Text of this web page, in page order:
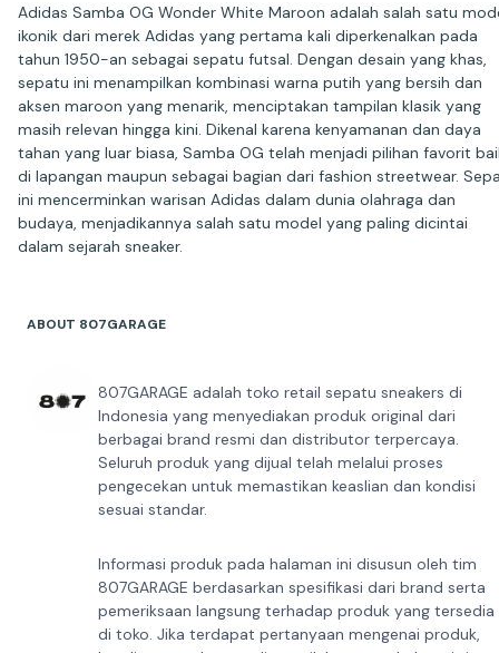
Adidas Samba OG Wonder White Maroon adalah salah satu
ikonik dari merek Adidas yang pertama kali diperkenalkan pada
tahun 1950-an sebagai sepatu futsal. Dengan desain yang khas,
sepatu ini menampilkan kombinasi warna putih yang bersih dan
aksen maroon yang menarik, menciptakan tampilan klasik yang
masih relevan hingga kini. Dikenal karena kenyamanan dan daya
tahan yang luar biasa, Samba OG telah menjadi pilihan favorit
di lapangan maupun sebagai bagian dari fashion streetwear.
ini mencerminkan warisan Adidas dalam dunia olahraga dan
budaya, menjadikannya salah satu model yang paling dicintai
dalam sejarah sneaker.
ABOUT 807GARAGE
807GARAGE adalah toko retail sepatu sneakers di
Indonesia yang menyediakan produk original dari
berbagai brand resmi dan distributor terpercaya.
Seluruh produk yang dijual telah melalui proses
pengecekan untuk memastikan keaslian dan kondisi
sesuai standar.
Informasi produk pada halaman ini disusun oleh tim
807GARAGE berdasarkan spesifikasi dari brand serta
pemeriksaan langsung terhadap produk yang tersedia
di toko. Jika terdapat pertanyaan mengenai produk,